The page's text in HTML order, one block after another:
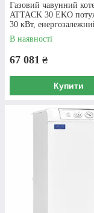
Газовий чавунний
ATTACK 30 EKO
30 кВт,
В наявності
67 081 ₴
Купити